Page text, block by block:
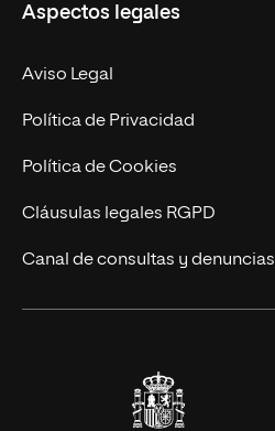
Empresa
MBA
Marketing y Comunicación
Ingeniería
Diseño
Ciencias de la Salud
Nuestro Equipo
Contacto
Aspectos legales
Aviso Legal
Política de Privacidad
Política de Cookies
Cláusulas legales RGPD
Canal de consultas y denuncias